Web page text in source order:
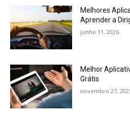
Melhores
Aprender a
junho 11, 2026
Melhor
Grátis
novembro 27,